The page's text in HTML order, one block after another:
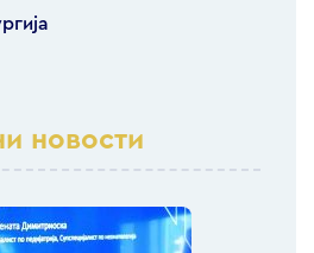
новости